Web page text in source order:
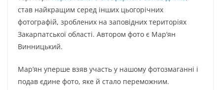
став найкращим серед інших цьогорічних
фотографій, зроблених на заповідних територіях
Закарпатської області. Автором фото є Мар’ян
Винницький.
Мар’ян уперше взяв участь у нашому фотозмаганні і
подав єдине фото, яке й стало переможним.